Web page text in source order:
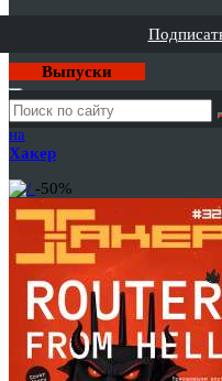
Выпуски
Годовая
подписка
на
Хакер
-50%